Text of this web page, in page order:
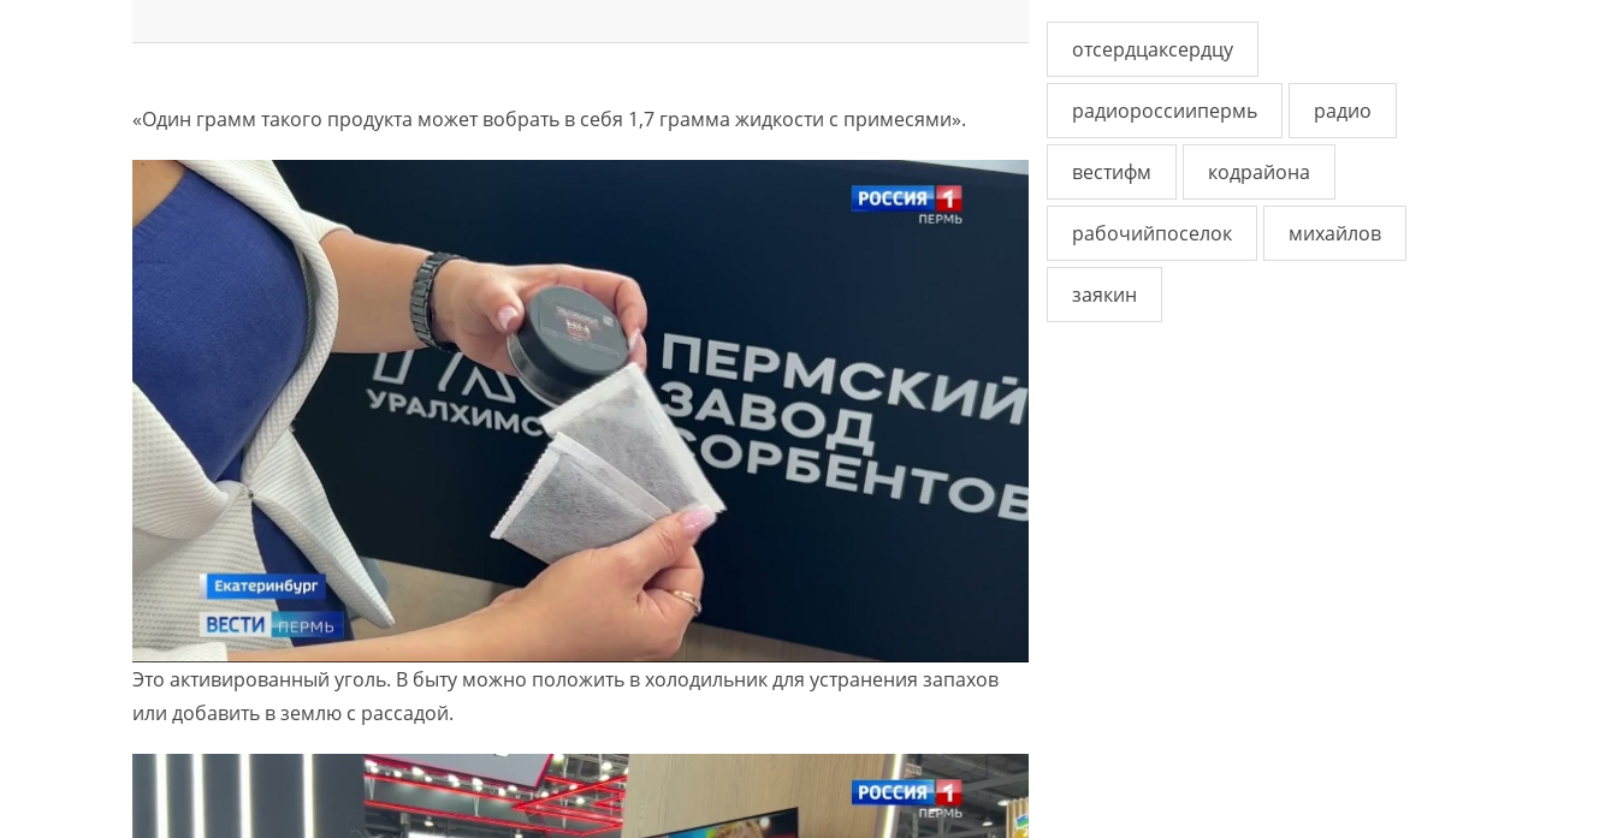
«Один грамм такого продукта может вобрать в себя 1,7 грамма жидкости с примесями».
Это активированный уголь. В быту можно положить в холодильник для устранения запахов
или добавить в землю с рассадой.
отсердцаксердцу
радиороссиипермь радио
вестифм кодрайона
рабочийпоселок михайлов
заякин